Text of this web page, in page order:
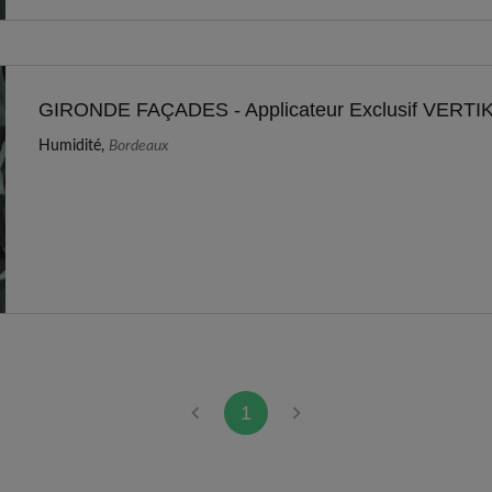
GIRONDE FAÇADES - Applicateur Exclusif
Humidité, Bordeaux
1